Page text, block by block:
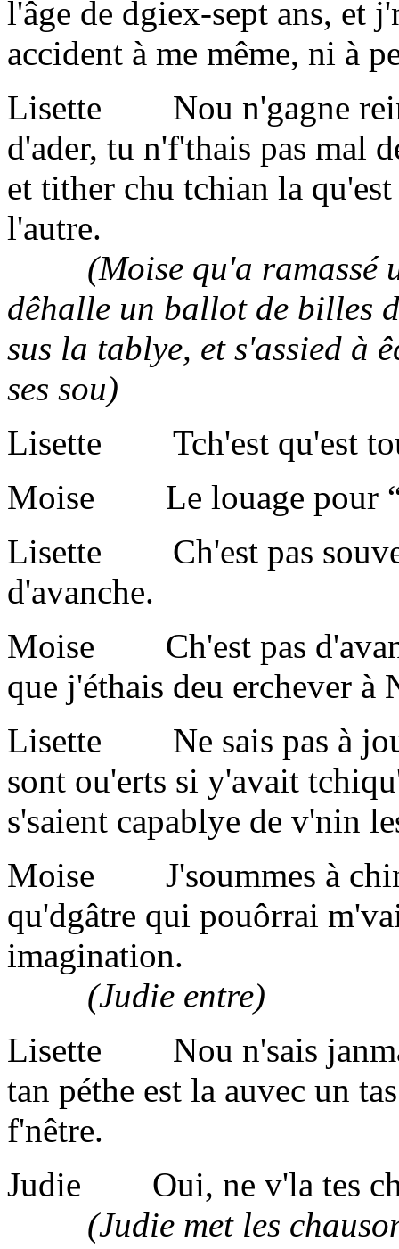
l'âge de dgiex-sept ans, et
accident à me même, ni à
Lisette Nou n'gagne rein
d'ader, tu n'f'thais pas mal
et tither chu tchian la
l'autre.
(Moise qu'a ramassé
dêhalle un ballot de billes
sus la tablye, et s'assied à
ses sou)
Lisette Tch'est qu'est
Moise Le louage pour
Lisette Ch'est pas
d'avanche.
Moise Ch'est pas
que j'éthais deu erchever à
Lisette Ne sais pas à
sont ou'erts si y'avait
s'saient capablye de v'nin
Moise J'soummes à
qu'dgâtre qui pouôrrai
imagination.
(Judie entre)
Lisette Nou n'sais
tan péthe est la auvec un
f'nêtre.
Judie Oui, ne v'la tes
(Judie met les